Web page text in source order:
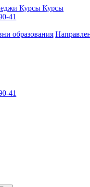
Курсы Курсы
41
образования
41